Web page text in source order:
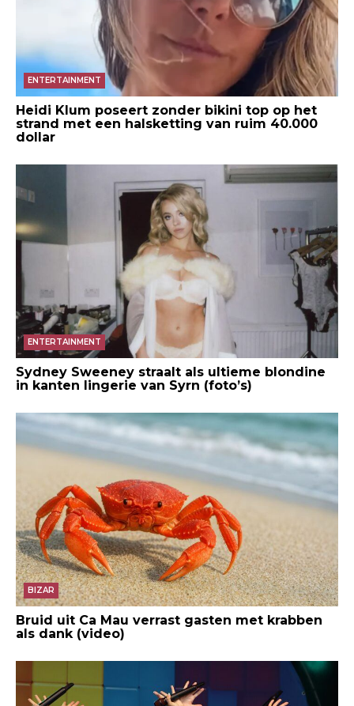
ENTERTAINMENT
Heidi Klum poseert zonder bikini top op het
strand met een halsketting van ruim 40.000
dollar
ENTERTAINMENT
Sydney Sweeney straalt als ultieme blondine
in kanten lingerie van Syrn (foto’s)
BIZAR
Bruid uit Ca Mau verrast gasten met krabben
als dank (video)